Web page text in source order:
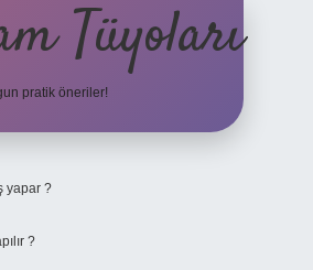
Tüyoları
pratik öneriler!
yapar ?
?